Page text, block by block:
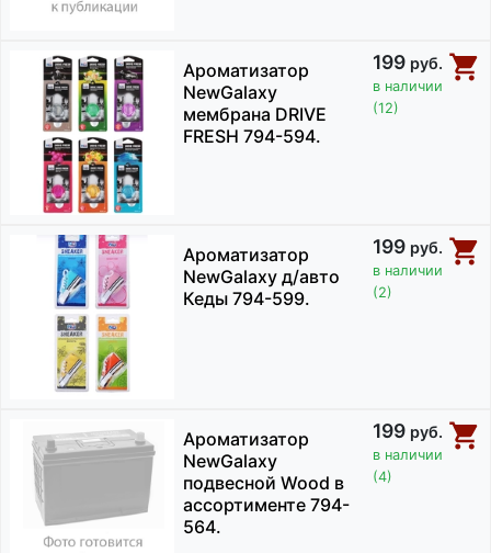
Ароматизатор
NewGalaxy
мембрана DRIVE
FRESH 794-594.
199 руб.
в наличии
(12)
Ароматизатор
NewGalaxy д/авто
Кеды 794-599.
199 руб.
в наличии
(2)
Ароматизатор
NewGalaxy
подвесной Wood в
ассортименте 794-
564.
199 руб.
в наличии
(4)